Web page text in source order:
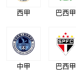
西甲 巴西甲
中甲 巴西甲